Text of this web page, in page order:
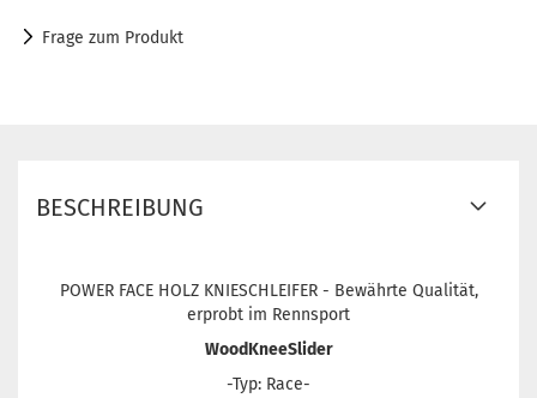
Frage zum Produkt
BESCHREIBUNG
POWER FACE HOLZ KNIESCHLEIFER - Bewährte Qualität,
erprobt im Rennsport
WoodKneeSlider
-Typ: Race-